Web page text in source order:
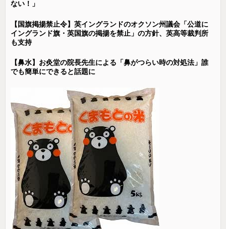
ない！」
【国旗掲揚禁止令】英イングランドのオクソン州議会「公道に
イングランド旗・英国旗の掲揚を禁止」の方針、英高等裁判所
も支持
【鼻水】お灸堂の院長先生による「鼻がつらい時の対処法」誰
でも簡単にできると話題に